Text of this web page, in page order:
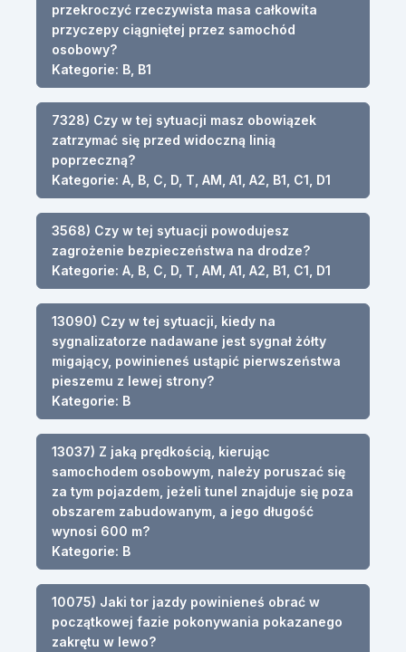
przekroczyć rzeczywista masa całkowita
przyczepy ciągniętej przez samochód
osobowy?
Kategorie: B, B1
7328) Czy w tej sytuacji masz obowiązek
zatrzymać się przed widoczną linią
poprzeczną?
Kategorie: A, B, C, D, T, AM, A1, A2, B1, C1, D1
3568) Czy w tej sytuacji powodujesz
zagrożenie bezpieczeństwa na drodze?
Kategorie: A, B, C, D, T, AM, A1, A2, B1, C1, D1
13090) Czy w tej sytuacji, kiedy na
sygnalizatorze nadawane jest sygnał żółty
migający, powinieneś ustąpić pierwszeństwa
pieszemu z lewej strony?
Kategorie: B
13037) Z jaką prędkością, kierując
samochodem osobowym, należy poruszać się
za tym pojazdem, jeżeli tunel znajduje się poza
obszarem zabudowanym, a jego długość
wynosi 600 m?
Kategorie: B
10075) Jaki tor jazdy powinieneś obrać w
początkowej fazie pokonywania pokazanego
zakrętu w lewo?